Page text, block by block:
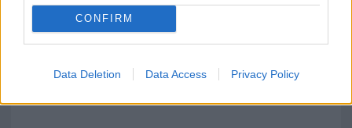
CONFIRM
Data Deletion Data Access Privacy Policy
a
ce
b
T
w
it
te
Pi
n
te
re
h
at
s
h
a
re
Articolo precedente